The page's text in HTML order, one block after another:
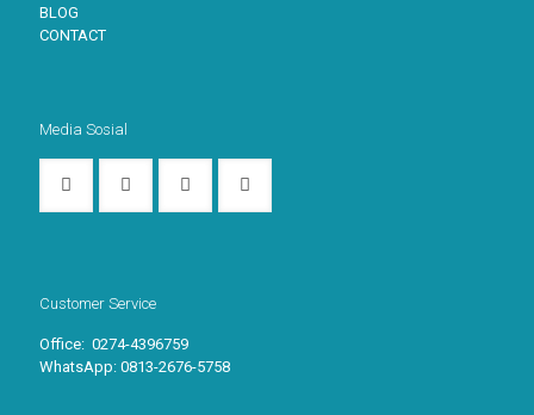
BLOG
CONTACT
Media Sosial
Customer Service
Office: 0274-4396759
WhatsApp: 0813-2676-5758